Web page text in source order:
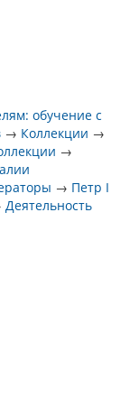
обучение с
→ Коллекции →
→
→ Петр I
Деятельность